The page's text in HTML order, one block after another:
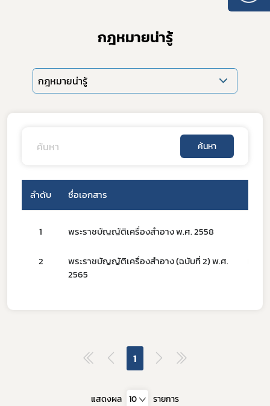
กฎหมายน่ารู้
กฎหมายน่ารู้
ค้นหา
ลำดับ ชื่อเอกสาร
1 พระราชบัญญัติเครื่องสำอาง พ.ศ. 2558
2
พระราชบัญญัติเครื่องสำอาง (ฉบับที่ 2) พ.ศ.
2565
1
แสดงผล 10 รายการ
กฎหมาย